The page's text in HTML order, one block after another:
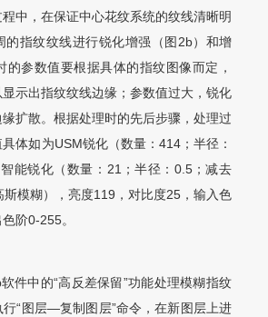
中，在保证中心花纹系统的纹线清晰明
的指纹纹线进行锐化增强（ 图2b）和增
的参数值要根据具体的指纹图像而定，
示出指纹纹线边缘；参数值过大，锐化
扩散。根据处理时的先后步骤，处理过
体如为USM锐化（数量：414；半径：
能锐化（数量：21；半径：0.5；减去
模糊），亮度119，对比度25，输入色
阶0-255。
件中的“高反差保留”功能处理模糊指纹
行“图层—复制图层”命令，在新图层上进